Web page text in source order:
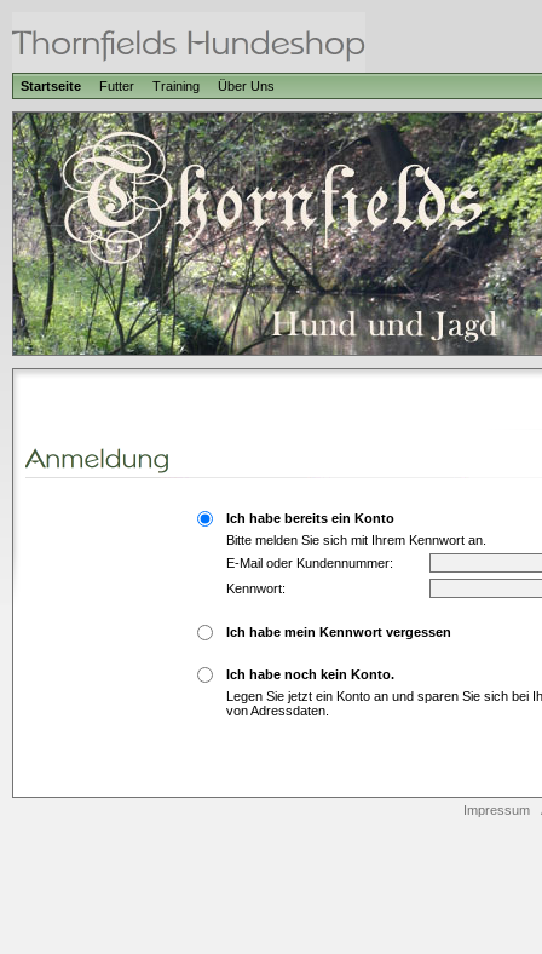
Startseite Futter Training Über Uns
Ich habe bereits ein Konto
Bitte melden Sie sich mit Ihrem Kennwort an.
E-Mail oder Kundennummer:
Kennwort:
Ich habe mein Kennwort vergessen
Ich habe noch kein Konto.
Legen Sie jetzt ein Konto an und sparen Sie sich bei
von Adressdaten.
Impressum